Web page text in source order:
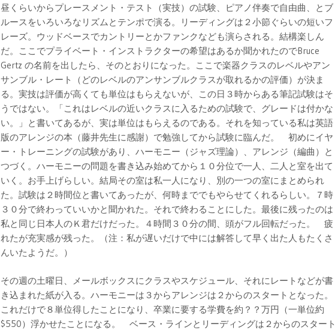
昼くらいからプレースメント・テスト（実技）の試験、ピアノ伴奏で自由曲、とブ
ルースをいろいろなリズムとテンポで演る。リーディングは２小節ぐらいの短いフ
レーズ。ウッドベースでカントリーとかファンクなども演らされる。結構楽しん
だ。ここでプライベート・インストラクターの希望はあるか聞かれたのでBruce
Gertz の名前を出したら、そのとおりになった。ここで楽器クラスのレベルやアン
サンブル・レート（どのレベルのアンサンブルクラスが取れるかの評価）が決ま
る。実技は評価が高くても単位はもらえないが、この日３時からある筆記試験はそ
うではない。「これはレベルの近いクラスに入るための試験で、グレードは付かな
い。」と書いてあるが、実は単位はもらえるのである。それを知っている私は英語
版のアレンジの本（藤井先生に感謝）で勉強してから試験に臨んだ。 初めにイヤ
ー・トレーニングの試験があり、ハーモニー（ジャズ理論）、アレンジ（編曲）と
つづく。ハーモニーの問題を書き込み始めてから１０分位で一人、二人と室を出て
いく。お手上げらしい。結局その室は私一人になり、別の一つの室にまとめられ
た。試験は２時間位と書いてあったが、何時まででもやらせてくれるらしい。７時
３０分で終わっていいかと聞かれた。それで終わることにした。最後に残ったのは
私と同じ日本人のＫ君だけだった。４時間３０分の間、頭がフル回転だった。 疲
れたが充実感が残った。（注：私が遅いだけで中には解答して早く出た人もたくさ
んいたようだ。）
その週の土曜日、メールボックスにクラスやスケジュール、それにレートなどが書
き込まれた紙が入る。ハーモニーは３からアレンジは２からのスタートとなった。
これだけで８単位得したことになり、卒業に要する学費を約？？万円（一単位約
$550）浮かせたことになる。 ベース・ラインとリーディングは２からのスタート